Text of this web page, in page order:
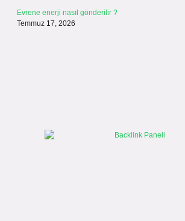
Evrene enerji nasıl gönderilir ?
Temmuz 17, 2026